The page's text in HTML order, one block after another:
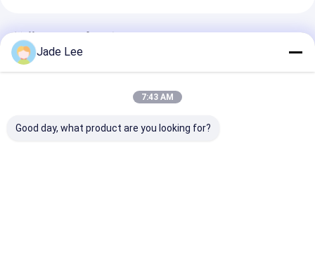
推薦されたプロダクト
Jade Lee
7:43 AM
Good day, what product are you looking for?